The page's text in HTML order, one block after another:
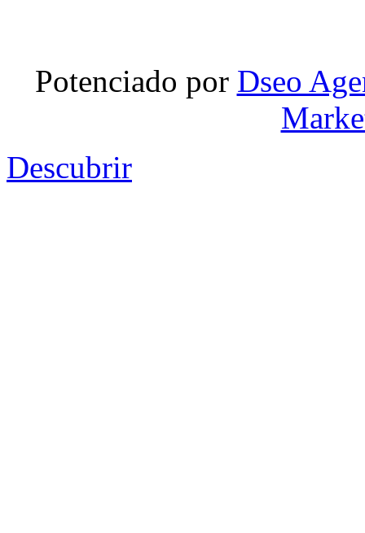
Potenciado por Dseo
Descubrir